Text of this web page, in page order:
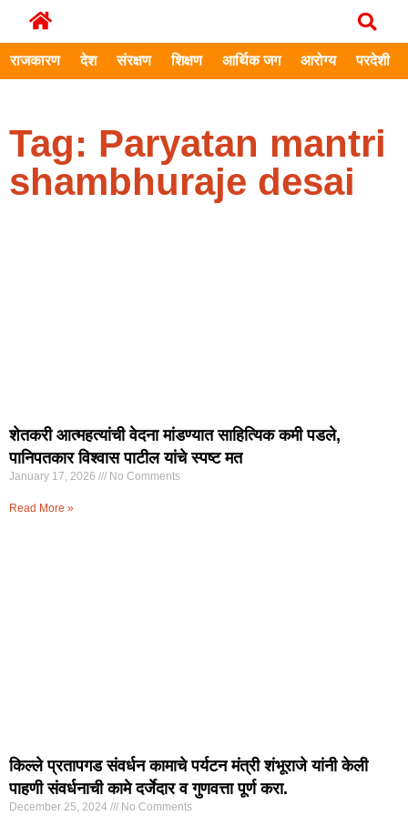
राजकारण देश संरक्षण शिक्षण आर्थिक जग आरोग्य परदेशी
Tag: Paryatan mantri
shambhuraje desai
शेतकरी आत्महत्यांची वेदना मांडण्यात साहित्यिक कमी पडले,
पानिपतकार विश्वास पाटील यांचे स्पष्ट मत
January 17, 2026 No Comments
Read More »
किल्ले प्रतापगड संवर्धन कामाचे पर्यटन मंत्री शंभूराजे यांनी केली
पाहणी संवर्धनाची कामे दर्जेदार व गुणवत्ता पूर्ण करा.
December 25, 2024 No Comments